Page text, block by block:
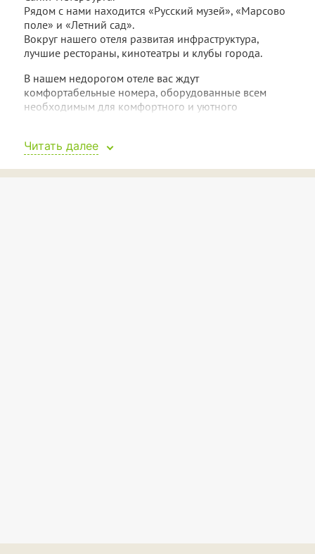
Рядом с нами находится «Русский музей», «Марсово
поле» и «Летний сад».
Вокруг нашего отеля развитая инфраструктура,
лучшие рестораны, кинотеатры и клубы города.
В нашем недорогом отеле вас ждут
комфортабельные номера, оборудованные всем
необходимым для комфортного и уютного
При оплате от3-хсуток скидки!
Читать далее